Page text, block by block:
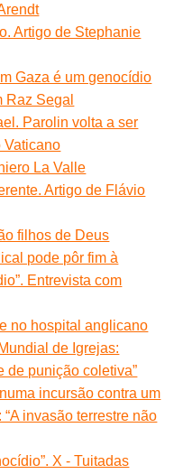
Artigo de Stephanie
Gaza é um genocídio
Raz Segal
Parolin volta a ser
Vaticano
La Valle
Artigo de Flávio
filhos de Deus
pode pôr fim à
Entrevista com
no hospital anglicano
de Igrejas:
de punição coletiva”
incursão contra um
invasão terrestre não
X - Tuitadas